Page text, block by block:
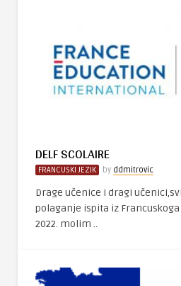
DELF SCOLAIRE
FRANCUSKI JEZIK by ddmitrovic
Drage učenice i dragi
polaganje ispita iz Francuskoga
2022. molim ..